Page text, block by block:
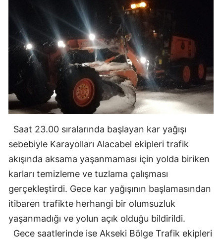
Saat 23.00 sıralarında başlayan kar yağışı
sebebiyle Karayolları Alacabel ekipleri trafik
akışında aksama yaşanmaması için yolda biriken
karları temizleme ve tuzlama çalışması
gerçekleştirdi. Gece kar yağışının başlamasından
itibaren trafikte herhangi bir olumsuzluk
yaşanmadığı ve yolun açık olduğu bildirildi.
Gece saatlerinde ise Akseki Bölge Trafik ekipleri